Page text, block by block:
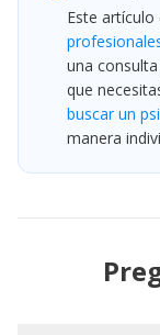
Este
una
que
buscar un
manera